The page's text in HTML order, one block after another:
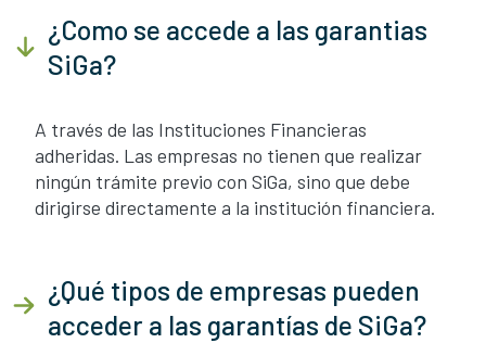
¿Como se accede a las garantias
SiGa?
A través de las Instituciones Financieras
adheridas. Las empresas no tienen que realizar
ningún trámite previo con SiGa, sino que debe
dirigirse directamente a la institución financiera.
¿Qué tipos de empresas pueden
acceder a las garantías de SiGa?